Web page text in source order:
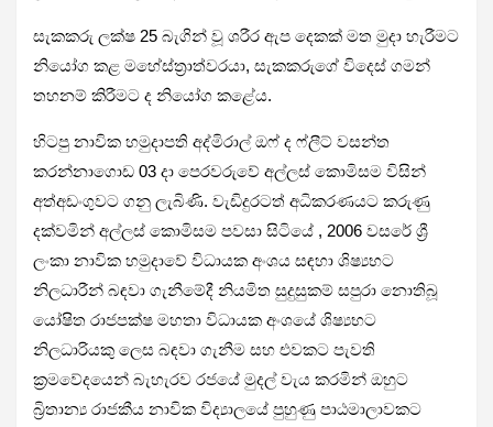
සැකකරු ලක්ෂ 25 බැගින් වූ ශරීර ඇප දෙකක් මත මුදා හැරීමට
නියෝග කළ මහේස්ත්‍රාත්වරයා, සැකකරුගේ විදෙස් ගමන්
තහනම් කිරීමට ද නියෝග කළේය.
හිටපු නාවික හමුදාපති අද්මිරාල් ඔෆ් ද ෆ්ලීට් වසන්ත
කරන්නාගොඩ 03 දා පෙරවරුවේ අල්ලස් කොමිසම විසින්
අත්අඩංගුවට ගනු ලැබිණි. වැඩිදුරටත් අධිකරණයට කරුණු
දක්වමින් අල්ලස් කොමිසම පවසා සිටියේ , 2006 වසරේ ශ්‍රී
ලංකා නාවික හමුදාවේ විධායක අංශය සඳහා ශිෂ්‍යභට
නිලධාරීන් බඳවා ගැනීමේදී නියමිත සුදුසුකම් සපුරා නොතිබූ
යෝෂිත රාජපක්ෂ මහතා විධායක අංශයේ ශිෂ්‍යභට
නිලධාරියකු ලෙස බඳවා ගැනීම සහ එවකට පැවති
ක්‍රමවේදයෙන් බැහැරව රජයේ මුදල් වැය කරමින් ඔහුට
බ්‍රිතාන්‍ය රාජකීය නාවික විද්‍යාලයේ පුහුණු පාඨමාලාවකට